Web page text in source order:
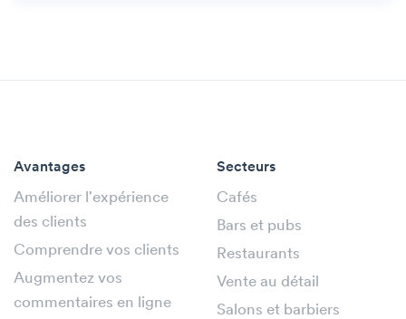
Avantages
Améliorer l'expérience
des clients
Comprendre vos clients
Augmentez vos
commentaires en ligne
Secteurs
Cafés
Bars et pubs
Restaurants
Vente au détail
Salons et barbiers